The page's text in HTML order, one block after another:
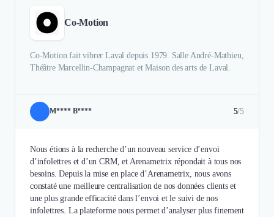
Co-Motion
Co-Motion fait vibrer Laval depuis 1979. Salle André-Mathieu,
Théâtre Marcellin-Champagnat et Maison des arts de Laval.
M**** B**** 5/5
Nous étions à la recherche d’un nouveau service d’envoi
d’infolettres et d’un CRM, et Arenametrix répondait à tous nos
besoins. Depuis la mise en place d’Arenametrix, nous avons
constaté une meilleure centralisation de nos données clients et
une plus grande efficacité dans l’envoi et le suivi de nos
infolettres. La plateforme nous permet d’analyser plus finement